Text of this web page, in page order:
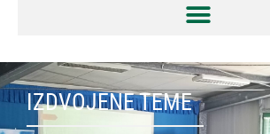
IZDVOJENE TEME